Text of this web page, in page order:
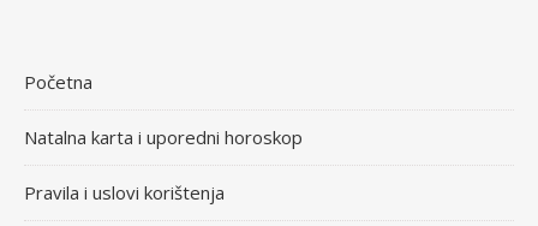
Početna
Natalna karta i uporedni horoskop
Pravila i uslovi korištenja